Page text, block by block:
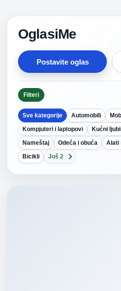
OglasiMe
Postavite oglas
Filteri
Sve kategorije Automobili
Kompjuteri i laptopovi
Kućni
Nameštaj
Odeća i obuća Alati
Bicikli
Još 2